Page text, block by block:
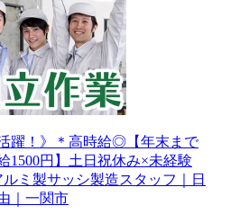
活躍！》＊高時給◎【年末まで
1500円】土日祝休み×未経験
ミ製サッシ製造スタッフ｜日
｜一関市